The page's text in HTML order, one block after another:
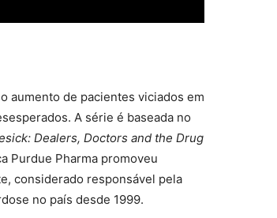
aumento de pacientes viciados em
A série é baseada no
Dealers, Doctors and the Drug
Purdue Pharma promoveu
considerado responsável pela
no país desde 1999.